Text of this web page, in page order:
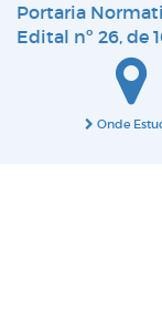
Portaria
Edital nº 26, de
Onde